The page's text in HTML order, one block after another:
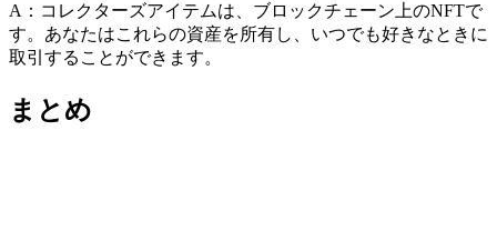
A：コレクターズアイテムは、ブロックチェーン上のNFTで
す。あなたはこれらの資産を所有し、いつでも好きなときに
取引することができます。
まとめ